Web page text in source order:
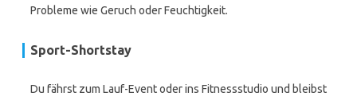
Probleme wie Geruch oder Feuchtigkeit.
Sport-Shortstay
Du fährst zum Lauf-Event oder ins Fitnessstudio und bleibst